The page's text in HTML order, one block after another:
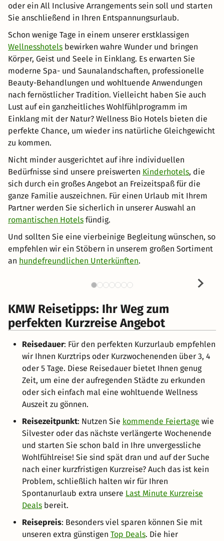
oder ein All Inclusive Arrangements sein soll und starten
Sie anschließend in Ihren Entspannungsurlaub.
Schon wenige Tage in einem unserer erstklassigen
Wellnesshotels bewirken wahre Wunder und bringen
Körper, Geist und Seele in Einklang. Es erwarten Sie
moderne Spa- und Saunalandschaften, professionelle
Beauty-Behandlungen und wohltuende Anwendungen
nach fernöstlicher Tradition. Vielleicht haben Sie auch
Lust auf ein ganzheitliches Wohlfühlprogramm im
Einklang mit der Natur? Wellness Bio Hotels bieten die
perfekte Chance, um wieder ins natürliche Gleichgewicht
zu kommen.
Nicht minder ausgerichtet auf ihre individuellen
Bedürfnisse sind unsere preiswerten Kinderhotels, die
sich durch ein großes Angebot an Freizeitspaß für die
ganze Familie auszeichnen. Für einen Urlaub mit Ihrem
Partner werden Sie sicherlich in unserer Auswahl an
romantischen Hotels fündig.
Und sollten Sie eine vierbeinige Begleitung wünschen, so
empfehlen wir ein Stöbern in unserem großen Sortiment
an hundefreundlichen Unterkünften.
KMW Reisetipps: Ihr Weg zum
perfekten Kurzreise Angebot
Reisedauer: Für den perfekten Kurzurlaub empfehlen
wir Ihnen Kurztrips oder Kurzwochenenden über 3, 4
oder 5 Tage. Diese Reisedauer bietet Ihnen genug
Zeit, um eine der aufregenden Städte zu erkunden
oder sich einfach mal eine wohltuende Wellness
Auszeit zu gönnen.
Reisezeitpunkt: Nutzen Sie kommende Feiertage wie
Silvester oder das nächste verlängerte Wochenende
und starten Sie schon bald in Ihre unvergessliche
Wohlfühlreise! Sie sind spät dran und auf der Suche
nach einer kurzfristigen Kurzreise? Auch das ist kein
Problem, schließlich halten wir für Ihren
Spontanurlaub extra unsere Last Minute Kurzreise
Deals bereit.
Reisepreis: Besonders viel sparen können Sie mit
unseren extra günstigen Top Deals. Die hier